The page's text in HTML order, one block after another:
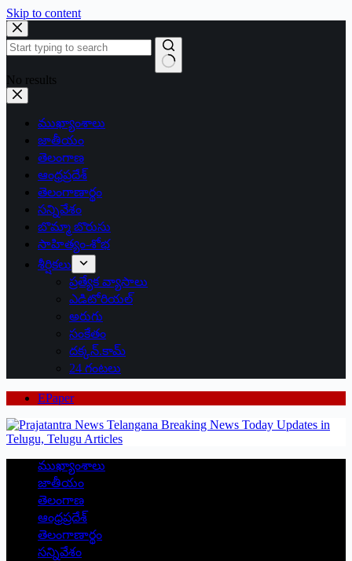
Skip to content
No results
ముఖ్యాంశాలు
జాతీయం
తెలంగాణ
ఆంధ్రప్రదేశ్
తెలంగాణార్థం
సన్నివేశం
బొమ్మా బొరుసు
సాహిత్యం-శోభ
శీర్షికలు
ప్రత్యేక వ్యాసాలు
ఎడిటోరియల్
అరుగు
సంకేతం
దక్కన్.కామ్
24 గంటలు
EPaper
ముఖ్యాంశాలు
జాతీయం
తెలంగాణ
ఆంధ్రప్రదేశ్
తెలంగాణార్థం
సన్నివేశం